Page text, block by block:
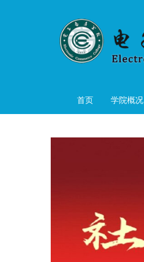
首页 学院概况